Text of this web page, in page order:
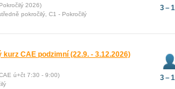
2026)
pokročilý, C1 - Pokročilý
3 –
kurz CAE podzimní (22.9. - 3.12.2026)
ú+čt 7:30 - 9:00)
3 –